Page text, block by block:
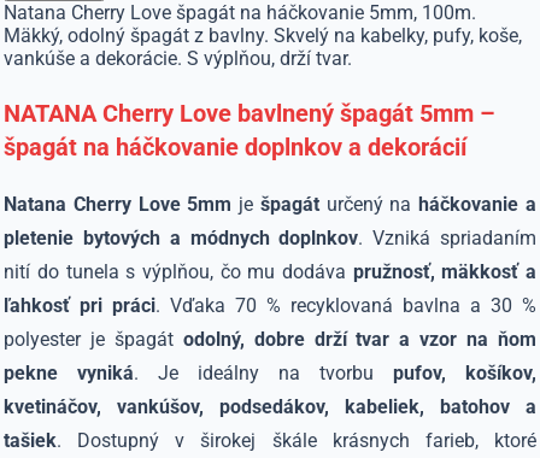
Natana Cherry Love špagát na háčkovanie 5mm, 100m.
Mäkký, odolný špagát z bavlny. Skvelý na kabelky, pufy, koše,
vankúše a dekorácie. S výplňou, drží tvar.
NATANA Cherry Love bavlnený špagát 5mm –
špagát na háčkovanie doplnkov a dekorácií
Natana Cherry Love 5mm je špagáturčený naháčkovanie a
pletenie bytových a módnych doplnkov. Vzniká spriadaním
nití do tunela s výplňou, čo mu dodáva pružnosť, mäkkosť a
ľahkosť pri práci. Vďaka 70 % recyklovaná bavlna a 30 %
polyester je špagát odolný, dobre drží tvar a vzor na ňom
pekne vyniká. Je ideálny na tvorbu pufov, košíkov,
kvetináčov, vankúšov, podsedákov, kabeliek, batohov a
tašiek. Dostupný v širokej škále krásnych farieb, ktoré